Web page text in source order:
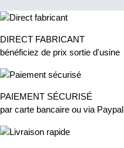
DIRECT FABRICANT
bénéficiez de prix sortie d'usine
PAIEMENT SÉCURISÉ
par carte bancaire ou via Paypal